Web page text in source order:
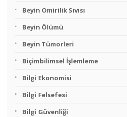
Beyin Omirilik Sıvısı
Beyin Ölümü
Beyin Tümorleri
Biçimbilimsel İşlemleme
Bilgi Ekonomisi
Bilgi Felsefesi
Bilgi Güvenliği